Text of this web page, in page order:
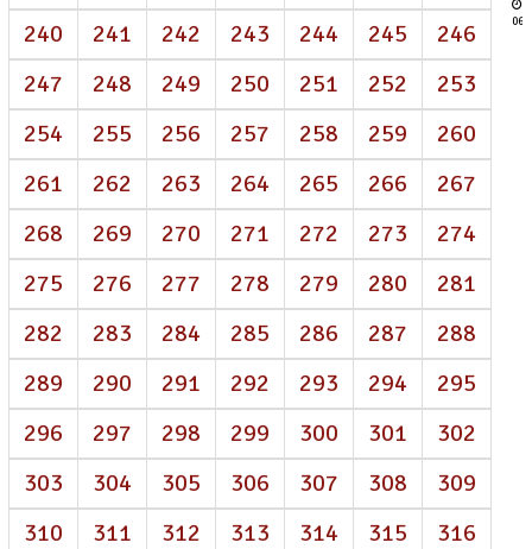
240
241 242 243 244 245
246
247
248 249 250 251 252
253
254
255 256 257 258 259
260
261
262 263 264 265 266
267
268
269 270 271 272 273
274
275
276 277 278 279 280
281
282
283 284 285 286 287
288
289
290 291 292 293 294
295
296
297 298 299 300 301
302
303
304 305 306 307 308
309
310
311 312 313 314 315
316
06/